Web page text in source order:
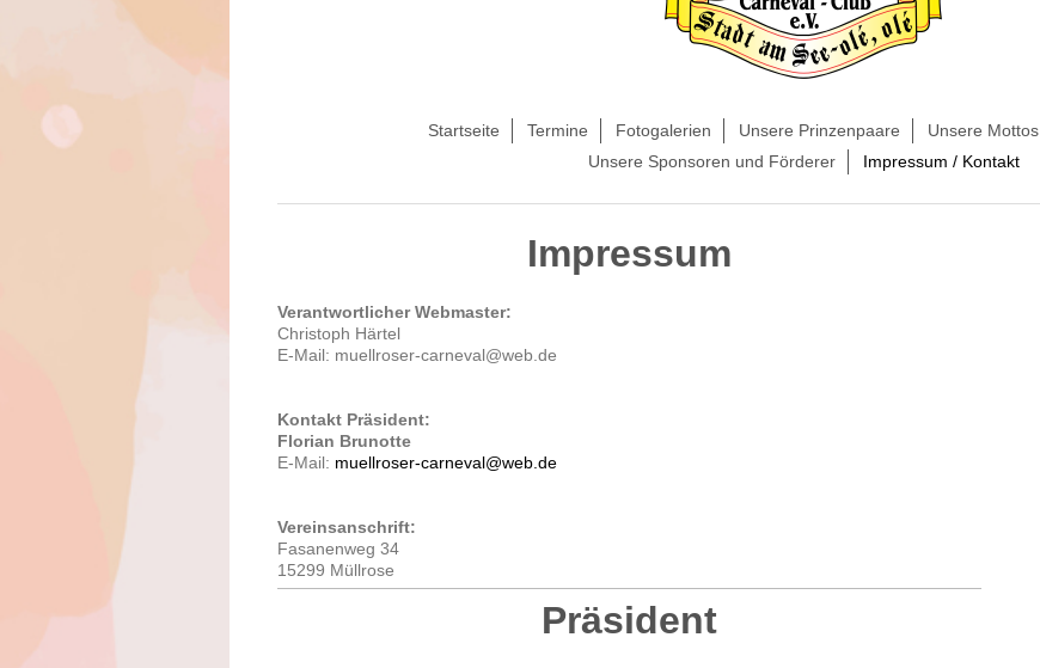
Startseite Termine Fotogalerien Unsere Prinzenpaare Unsere Mottos
Unsere Sponsoren und Förderer
Impressum / Kontakt
Impressum
Verantwortlicher Webmaster:
Christoph Härtel
E-Mail: muellroser-carneval@web.de
Kontakt Präsident:
Florian Brunotte
E-Mail: muellroser-carneval@web.de
Vereinsanschrift:
Fasanenweg 34
15299 Müllrose
Präsident